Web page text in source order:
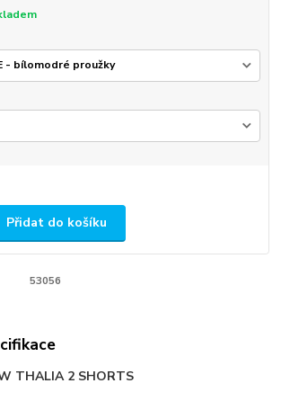
Přidat do košíku
53056
THALIA 2 SHORTS